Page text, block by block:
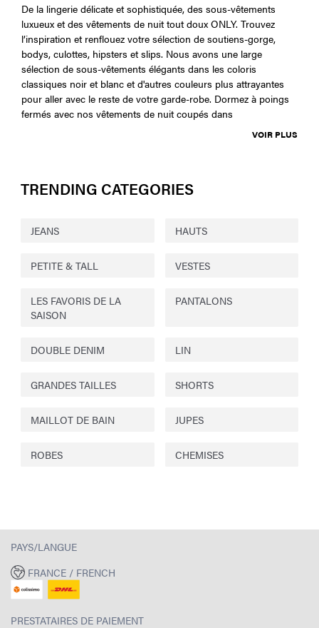
De la lingerie délicate et sophistiquée, des sous-vêtements
luxueux et des vêtements de nuit tout doux ONLY. Trouvez
l’inspiration et renflouez votre sélection de soutiens-gorge,
bodys, culottes, hipsters et slips. Nous avons une large
sélection de sous-vêtements élégants dans les coloris
classiques noir et blanc et d'autres couleurs plus attrayantes
pour aller avec le reste de votre garde-robe. Dormez à poings
fermés avec nos vêtements de nuit coupés dans
VOIR PLUS
TRENDING CATEGORIES
JEANS HAUTS
PETITE & TALL VESTES
LES FAVORIS DE LA
SAISON
PANTALONS
DOUBLE DENIM LIN
GRANDES TAILLES SHORTS
MAILLOT DE BAIN JUPES
ROBES CHEMISES
PAYS/LANGUE
FRANCE / FRENCH
PRESTATAIRES DE PAIEMENT